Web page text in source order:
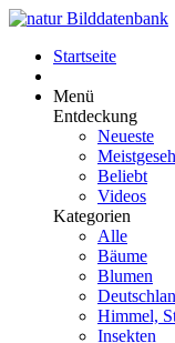
Startseite
Menü
Entdeckung
Neueste
Beliebt
Videos
Kategorien
Alle
Bäume
Blumen
Himmel,
Insekten